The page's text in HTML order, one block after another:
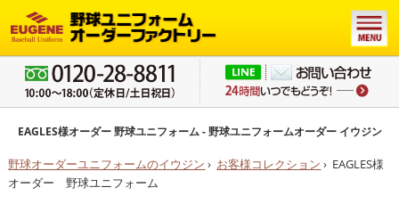
EAGLES様オーダー 野球ユニフォーム - 野球ユニフォームオーダー イウジン
野球オーダーユニフォームのイウジン › お客様コレクション › EAGLES様
オーダー 野球ユニフォーム